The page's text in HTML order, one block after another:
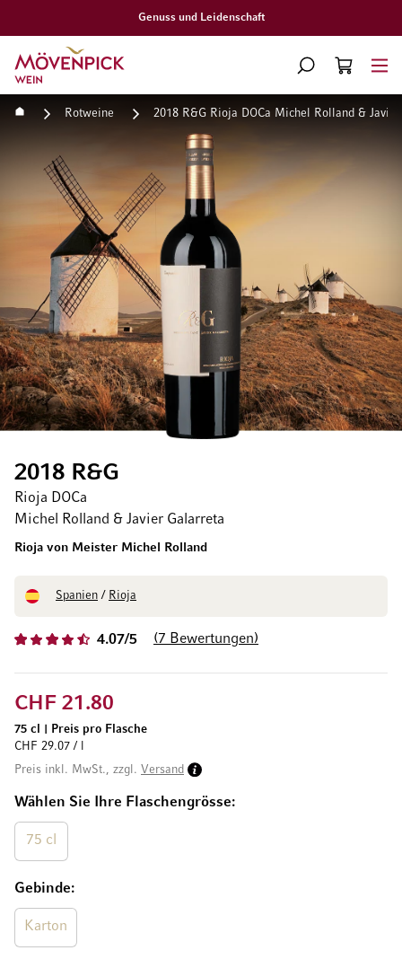
Genuss und Leidenschaft
Zur Startseite
SUCHE WARENKORB
Minicart
Startseite Rotweine 2018 R&G Rioja DOCa Michel Rolland &
4.07/5 7 Bewertungen
2018 R&G
Rioja DOCa
Michel Rolland & Javier Galarreta
Rioja von Meister Michel Rolland
Spanien / Rioja
Wählen Sie Ihre Flaschengrösse
75 cl
Gebinde
Karton
CHF 21.80
75 cl
Preis pro Flasche
CHF 29.07 / l
Preis inkl. MwSt., zzgl. Versand
Zum Ende der Bildgalerie springen